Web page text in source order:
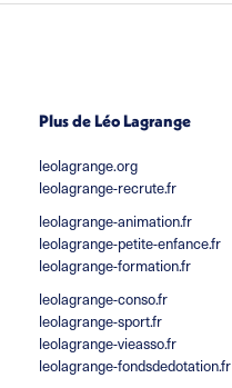
Plus de Léo Lagrange
leolagrange.org
leolagrange-recrute.fr
leolagrange-animation.fr
leolagrange-petite-enfance.fr
leolagrange-formation.fr
leolagrange-conso.fr
leolagrange-sport.fr
leolagrange-vieasso.fr
leolagrange-fondsdedotation.fr